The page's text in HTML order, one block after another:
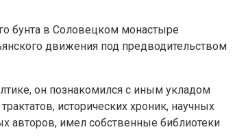
бунта в Соловецком монастыре
движения под предводительством
он познакомился с иным укладом
исторических хроник, научных
авторов, имел собственные библиотеки